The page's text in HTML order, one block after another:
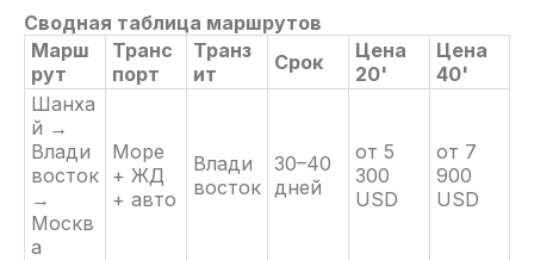
Сводная таблица маршрутов
Марш
рут
Транс
порт
Транз
ит
Срок
Цена
20'
Цена
40'
Шанха
й →
Влади
восток
→
Москв
а
Море
+ ЖД
+ авто
Влади
восток
30–40
дней
от 5
300
USD
от 7
900
USD
Куда
Челябинск
Вес
15000 кг